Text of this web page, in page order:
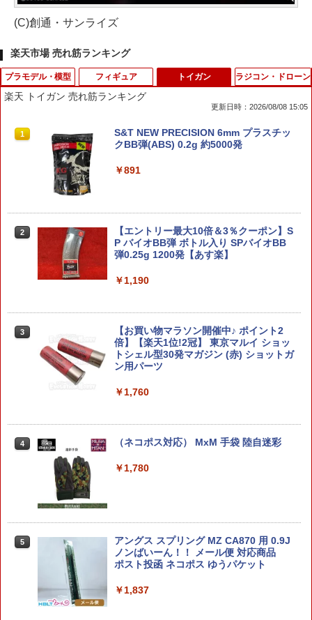
(C)創通・サンライズ
楽天市場 売れ筋ランキング
プラモデル・模型
1
1/32 トヨタ セリカ LB 1600GT ホワイ
トスピリット プラモデル[ハセガワ]《発
2
【当店独自で＋P10倍★要エントリー】
【中古】[PTM] (再販) 30MS SIS-A00 ル
ルチェ[カラーC] 30 MINUTES MISSION
モデル(5062061) バンダイスピリッツ(2
【プラモ☆特価】ポケットモンスター グ
セレクトシリーズ ミライドン 【新品未
ミニチュア 自転車玩具 ダイキャストバ
フィギュア
1
送料無料◆ダイアクロン トレッドヴァー
サルター/CU (陸上機甲部隊 Ver.) タカラ
2
メディコム・トイ MAFEX PENNYWISE
フィギュア
3
S.H.Figuarts 攻殻機動隊 草薙素子 バン
ダイスピリッツ フィギュア 【1月予約】
￥8,980
5 機動戦士ガンダム ジオン公国軍 黒い三
ュ) ノーマルスーツVer. メガハウス フィ
ギュア （ZF167849）
『王者栄耀』 卓越級・コウゲイ・無尽星
芒(STARSHOOTER) (可動フィギュア)
￥11,000
トイガン
楽天 トイガン 売れ筋ランキング
更新日時：2026/08/08 15:05
1
S&T NEW PRECISION 6mm プラスチッ
クBB弾(ABS) 0.2g 約5000発
￥891
2
【エントリー最大10倍＆3％クーポン】S
P バイオBB弾 ボトル入り SPバイオBB
弾0.25g 1200発【あす楽】
￥1,190
3
【お買い物マラソン開催中♪ ポイント2
倍】【楽天1位!2冠】 東京マルイ ショッ
トシェル型30発マガジン (赤) ショットガ
ン用パーツ
￥1,760
4 （ネコポス対応） MxM 手袋 陸自迷彩
￥1,780
5
アングス スプリング MZ CA870 用 0.9J
ノンばいーん！！ メール便 対応商品
ポスト投函 ネコポス ゆうパケット
￥1,837
ラジコン・ドローン